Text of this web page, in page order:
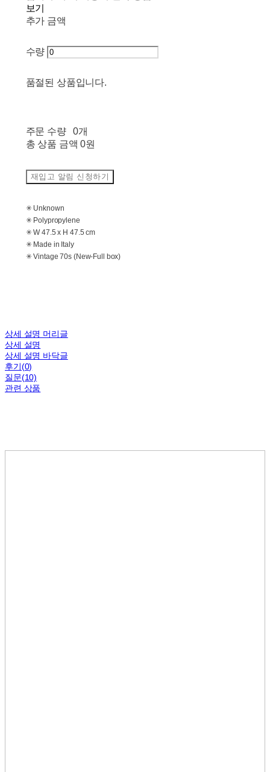
보기
추가 금액
수량
품절된 상품입니다.
주문 수량
0개
총 상품 금액 0원
재입고 알림 신청하기
✳ Unknown
✳ Polypropylene
✳ W 47.5 x H 47.5 cm
✳ Made in Italy
✳ Vintage 70s (New-Full box)
상세 설명 머리글
상세 설명
상세 설명 바닥글
후기(0)
질문(10)
관련 상품